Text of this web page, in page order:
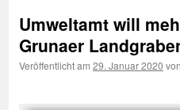
Umweltamt will
Grunaer
Veröffentlicht am 29. Januar 2020 von